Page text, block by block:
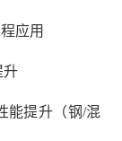
应用
升
能提升（钢/混